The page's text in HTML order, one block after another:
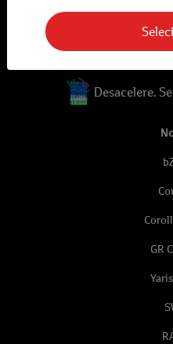
Desacelere.
GR